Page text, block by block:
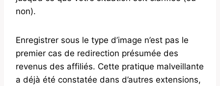
non).
Enregistrer sous le type d’image n’est pas le
premier cas de redirection présumée des
revenus des affiliés. Cette pratique malveillante
a déjà été constatée dans d’autres extensions,